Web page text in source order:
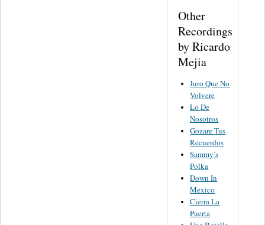
Other
Recordings
by Ricardo
Mejia
Juro Que No
Volvere
Lo De
Nosotros
Gozare Tus
Recuerdos
Sammy’s
Polka
Down In
Mexico
Cierra La
Puerta